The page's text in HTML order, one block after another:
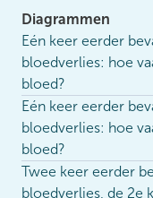
Diagrammen
Eén keer eerder
bloedverlies: hoe
bloed?
Eén keer eerder
bloedverlies: hoe
bloed?
Twee keer eerder
bloedverlies, de 2e